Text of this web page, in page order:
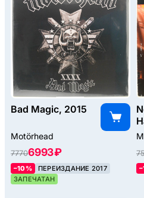
Bad Magic, 2015
Motörhead
77706993 ₽
–10%
ПЕРЕИЗДАНИЕ 2017
ЗАПЕЧАТАН